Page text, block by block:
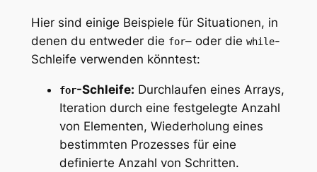
Hier sind einige Beispiele für Situationen, in
denen du entweder die for– oder die while-
Schleife verwenden könntest:
for-Schleife: Durchlaufen eines Arrays,
Iteration durch eine festgelegte Anzahl
von Elementen, Wiederholung eines
bestimmten Prozesses für eine
definierte Anzahl von Schritten.